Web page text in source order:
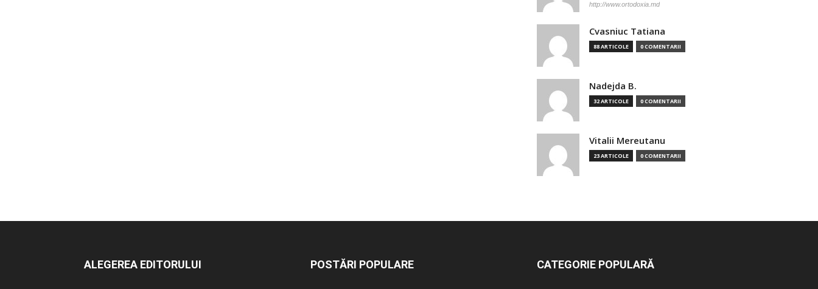
http://www.ortodoxia.md
Cvasniuc Tatiana
88 ARTICOLE 0 COMENTARII
Nadejda B.
32 ARTICOLE 0 COMENTARII
Vitalii Mereutanu
23 ARTICOLE 0 COMENTARII
ALEGEREA EDITORULUI POSTĂRI POPULARE CATEGORIE POPULARĂ